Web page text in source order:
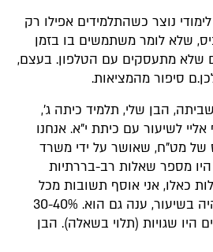
נוצר כשהתלמידים אפילו רק
שלא לומר משתמשים בו בזמן
שלא מתעסקים עם הטלפון. בעצם,
סיפור מהמציאות.​
הבן שלי, תלמיד כיתה ג',
לשיעור עם כיתת י"א. אנחנו
של מט"ח, שאושר על ידי משרד
מספר שאלות רב-בררתיות
כאלו, אני אוסף תשובות מכל
התלמידים. הבן שלי, שהיה בשיעור, ענה גם הוא. 30-40%
היו שגויות (תלוי בשאלה). הבן